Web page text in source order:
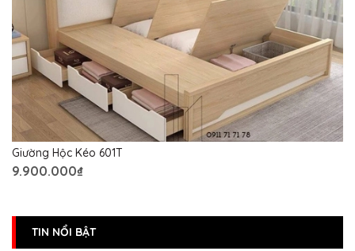
Giường Hộc Kéo 601T
9.900.000₫
TIN NỔI BẬT